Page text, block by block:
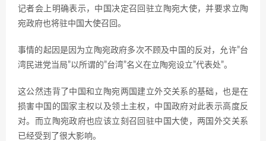
记者会上明确表示，中国决定召回驻立陶宛大使，并要求立陶
宛政府也将驻中国大使召回。
事情的起因是因为立陶宛政府多次不顾及中国的反对，允许”台
湾民进党当局”以所谓的”台湾”名义在立陶宛设立”代表处”。
这公然违背了中国和立陶宛两国建立外交关系的基础，也是在
损害中国的国家主权以及领土主权，中国政府对此表示高度反
对。而立陶宛政府也应该立刻召回驻中国大使，两国外交关系
已经受到了很大影响。